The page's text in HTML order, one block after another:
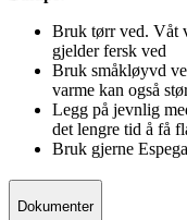
Bruk tørr ved. Våt
gjelder fersk ved
Bruk småkløyvd
varme kan også
Legg på jevnlig
det lengre tid å få
Bruk gjerne
Dokumenter